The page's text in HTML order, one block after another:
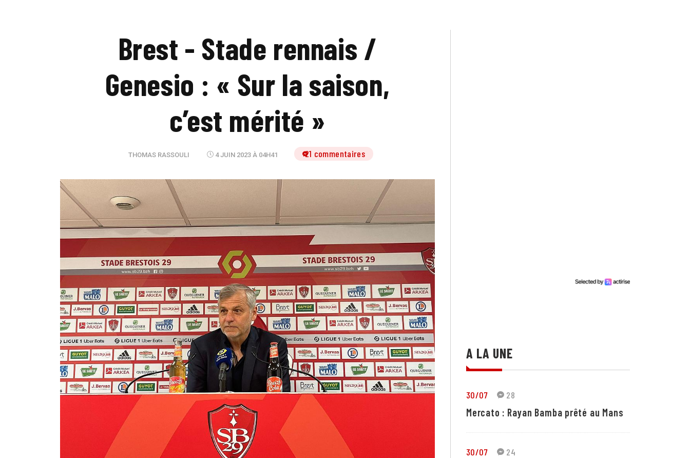
Brest - Stade rennais /
Genesio : « Sur la saison,
c’est mérité »
THOMAS RASSOULI 4 JUIN 2023 À 04H41 21 commentaires
A LA UNE
30/07 28
Mercato : Rayan Bamba prêté au Mans
30/07 24